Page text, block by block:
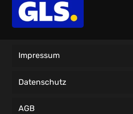
Impressum
Datenschutz
AGB